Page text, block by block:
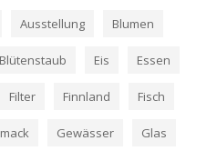
Ausstellung Blumen
Blütenstaub Eis Essen
Filter Finnland Fisch
Gewässer Glas